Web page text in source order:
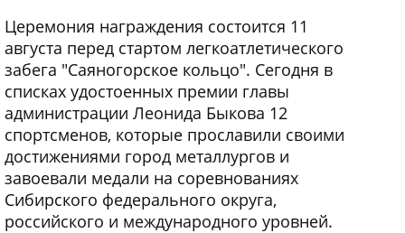
Церемония награждения состоится 11
августа перед стартом легкоатлетического
забега "Саяногорское кольцо". Сегодня в
списках удостоенных премии главы
администрации Леонида Быкова 12
спортсменов, которые прославили своими
достижениями город металлургов и
завоевали медали на соревнованиях
Сибирского федерального округа,
российского и международного уровней.